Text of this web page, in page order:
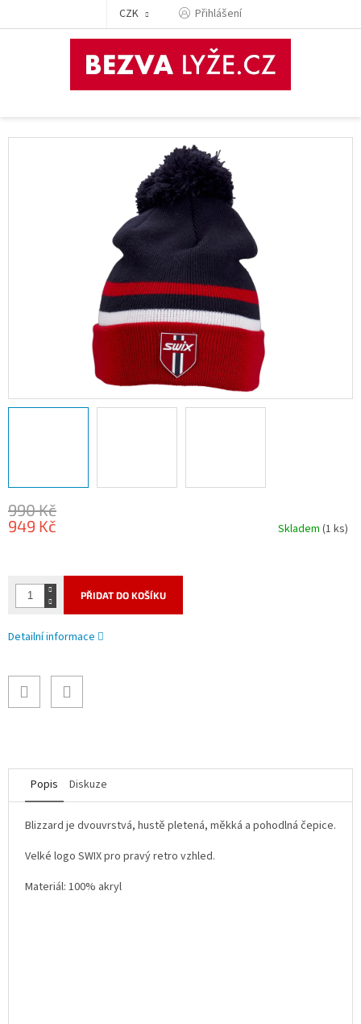
CZK Přihlášení
990 Kč
949 Kč
Skladem(1 ks)
PŘIDAT DO KOŠÍKU
Detailní informace
Popis Diskuze
Blizzard je dvouvrstvá, hustě pletená, měkká a pohodlná čepice.
Velké logo SWIX pro pravý retro vzhled.
Materiál: 100% akryl